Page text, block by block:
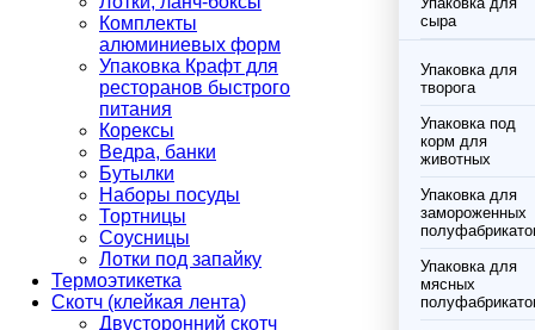
Комплекты
алюминиевых форм
Упаковка Крафт для
ресторанов быстрого
питания
Корексы
Ведра, банки
Бутылки
Наборы посуды
Тортницы
Соусницы
Лотки под запайку
Термоэтикетка
Скотч (клейкая лента)
Двусторонний скотч
сыра
Упаковка для
творога
Упаковка под
корм для
животных
Упаковка для
замороженных
Упаковка для
мясных